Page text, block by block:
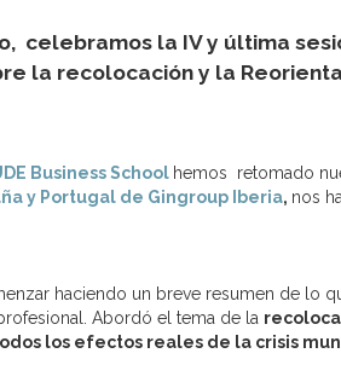
celebramos la IV y última
la recolocación y la
Business School hemos retomado
y Portugal de Gingroup Iberia, nos
haciendo un breve resumen de lo
Abordó el tema de la
los efectos reales de la crisis